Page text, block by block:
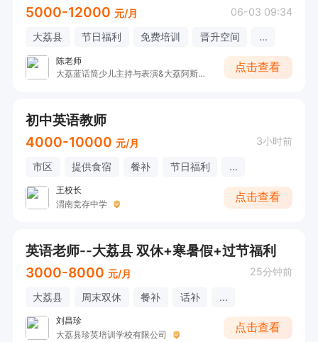
5000-12000 元/月 06-03 09:34
大荔县 节日福利 免费培训 晋升空间 ...
陈老师
大荔蓝话筒少儿主持与表演&大荔阿斯顿英语
点击查看
初中英语教师
4000-10000 元/月 3小时前
市区 提供食宿 餐补 节日福利 ...
王校长
渭南竞存中学
点击查看
英语老师--大荔县 双休+寒暑假+过节福利
3000-8000 元/月 25分钟前
大荔县 周末双休 餐补 话补 ...
刘昌珍
大荔县珍英培训学校有限公司
点击查看